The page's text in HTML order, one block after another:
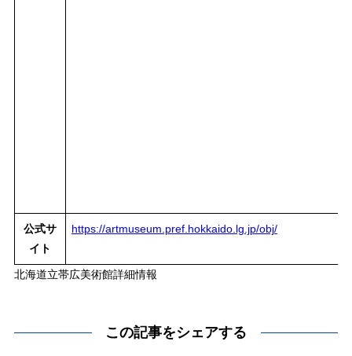
公式サ
イト
https://artmuseum.pref.hokkaido.lg.jp/obj/
北海道立帯広美術館詳細情報
この記事をシェアする